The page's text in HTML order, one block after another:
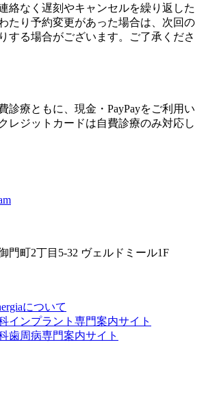
絡なく遅刻やキャンセルを繰り返した
たり予約変更があった場合は、次回の
する場合がございます。ご了承くださ
診療ともに、現金・PayPayをご利用い
レジットカードは自費診療のみ対応し
門町2丁目5-32 ヴェルドミール1F